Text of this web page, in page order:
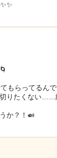
もらってるん
切りたくない……
か？！🍛